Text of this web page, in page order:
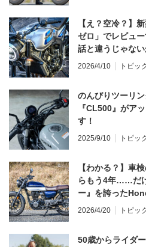
【え？空冷？】
ゼロ」でレビュ
話と違うじゃな
てならず／
2026/4/10 トピッ
のんびりツーリ
『CL500』がア
す！
2025/9/10 トピッ
【わかる？】車
らもう4年……だ
ー』を誇った
う？
2026/4/20 トピッ
50歳からライダ